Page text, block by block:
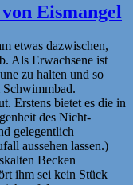
Eismangel
etwas dazwischen,
Als Erwachsene ist
zu halten und so
Schwimmbad.
Erstens bietet es die in
des Nicht-
gelegentlich
aussehen lassen.)
Becken
ihm sei kein Stück